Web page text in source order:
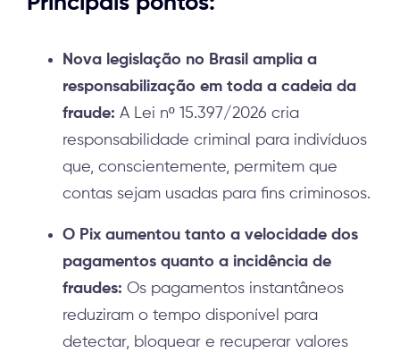
Nova legislação no Brasil amplia a
responsabilização em toda a cadeia da
fraude: A Lei nº 15.397/2026 cria
responsabilidade criminal para indivíduos
que, conscientemente, permitem que
contas sejam usadas para fins criminosos.
O Pix aumentou tanto a velocidade dos
pagamentos quanto a incidência de
fraudes: Os pagamentos instantâneos
reduziram o tempo disponível para
detectar, bloquear e recuperar valores